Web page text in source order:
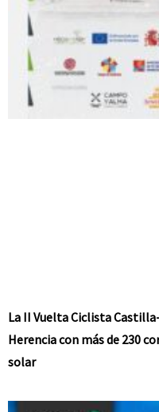
La II Vuelta Ciclista
Herencia con más de 230
solar